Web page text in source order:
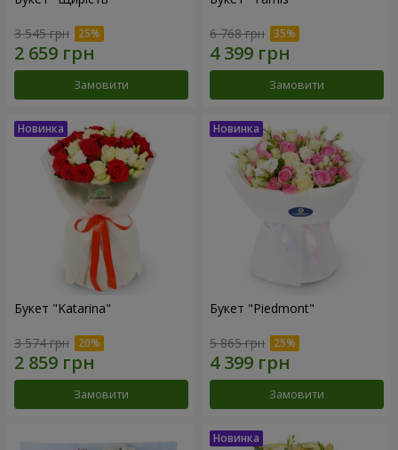
3 545 грн
Замовити
6 768 грн
Замовити
Букет "Katarina"
3 574 грн
Замовити
Букет "Piedmont"
5 865 грн
Замовити